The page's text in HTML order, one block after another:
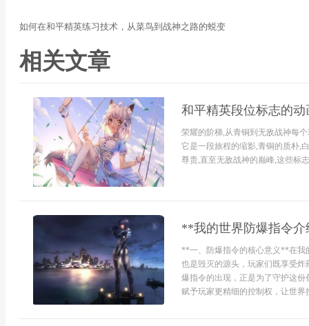
如何在和平精英练习技术，从菜鸟到战神之路的蜕变
相关文章
和平精英段位标志的
荣耀的阶梯,从青铜到无敌战神每
它是一段旅程的缩影,青铜的质朴,
尊贵,直至无敌战神的巅峰,这些标
**我的世界防爆指令
**一、防爆指令的核心意义**在我
也是毁灭的源头，玩家们既享受
爆指令的出现，正是为了守护这
赋予玩家更精细的控制权，让世